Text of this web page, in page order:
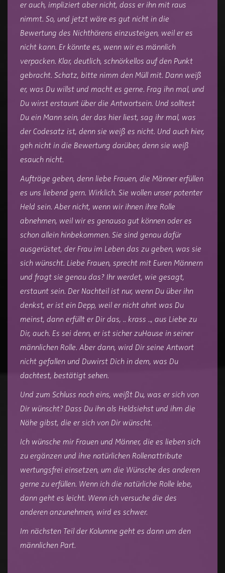
er auch, impliziert aber nicht, dass er ihn mit raus
nimmt. So, und jetzt wäre es gut nicht in die
Bewertung des Nichthörens einzusteigen, weil er es
nicht kann. Er könnte es, wenn wir es männlich
verpacken. Klar, deutlich, schnörkellos auf den Punkt
gebracht. Schatz, bitte nimm den Müll mit. Dann weiß
er, was Du willst und macht es gerne. Frag ihn mal, und
Du wirst erstaunt über die Antwortsein. Und solltest
Du ein Mann sein, der das hier liest, sag ihr mal, was
der Codesatz ist, denn sie weiß es nicht. Und auch hier,
geh nicht in die Bewertung darüber, denn sie weiß
esauch nicht.
Aufträge geben, denn liebe Frauen, die Männer erfüllen
es uns liebend gern. Wirklich. Sie wollen unser potenter
Held sein. Aber nicht, wenn wir ihnen ihre Rolle
abnehmen, weil wir es genauso gut können oder es
schon allein hinbekommen. Sie sind genau dafür
ausgerüstet, der Frau im Leben das zu geben, was sie
sich wünscht. Liebe Frauen, sprecht mit Euren Männern
und fragt sie genau das? Ihr werdet, wie gesagt,
erstaunt sein. Der Nachteil ist nur, wenn Du über ihn
denkst, er ist ein Depp, weil er nicht ahnt was Du
meinst, dann erfüllt er Dir das, .. krass .., aus Liebe zu
Dir, auch. Es sei denn, er ist sicher zuHause in seiner
männlichen Rolle. Aber dann, wird Dir seine Antwort
nicht gefallen und Duwirst Dich in dem, was Du
dachtest, bestätigt sehen.
Und zum Schluss noch eins, weißt Du, was er sich von
Dir wünscht? Dass Du ihn als Heldsiehst und ihm die
Nähe gibst, die er sich von Dir wünscht.
Ich wünsche mir Frauen und Männer, die es lieben sich
zu ergänzen und ihre natürlichen Rollenattribute
wertungsfrei einsetzen, um die Wünsche des anderen
gerne zu erfüllen. Wenn ich die natürliche Rolle lebe,
dann geht es leicht. Wenn ich versuche die des
anderen anzunehmen, wird es schwer.
Im nächsten Teil der Kolumne geht es dann um den
männlichen Part.